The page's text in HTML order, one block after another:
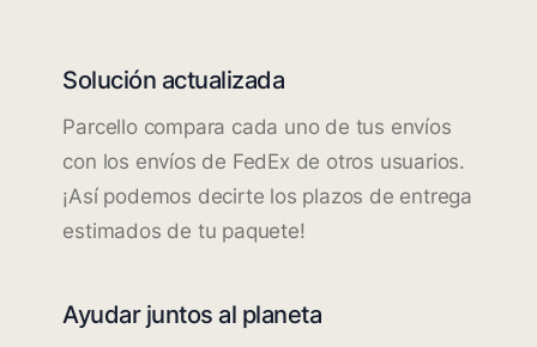
Solución actualizada
Parcello compara cada uno de tus envíos
con los envíos de FedEx de otros usuarios.
¡Así podemos decirte los plazos de entrega
estimados de tu paquete!
Ayudar juntos al planeta